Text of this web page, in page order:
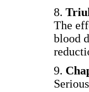
8.
The
blood
9.